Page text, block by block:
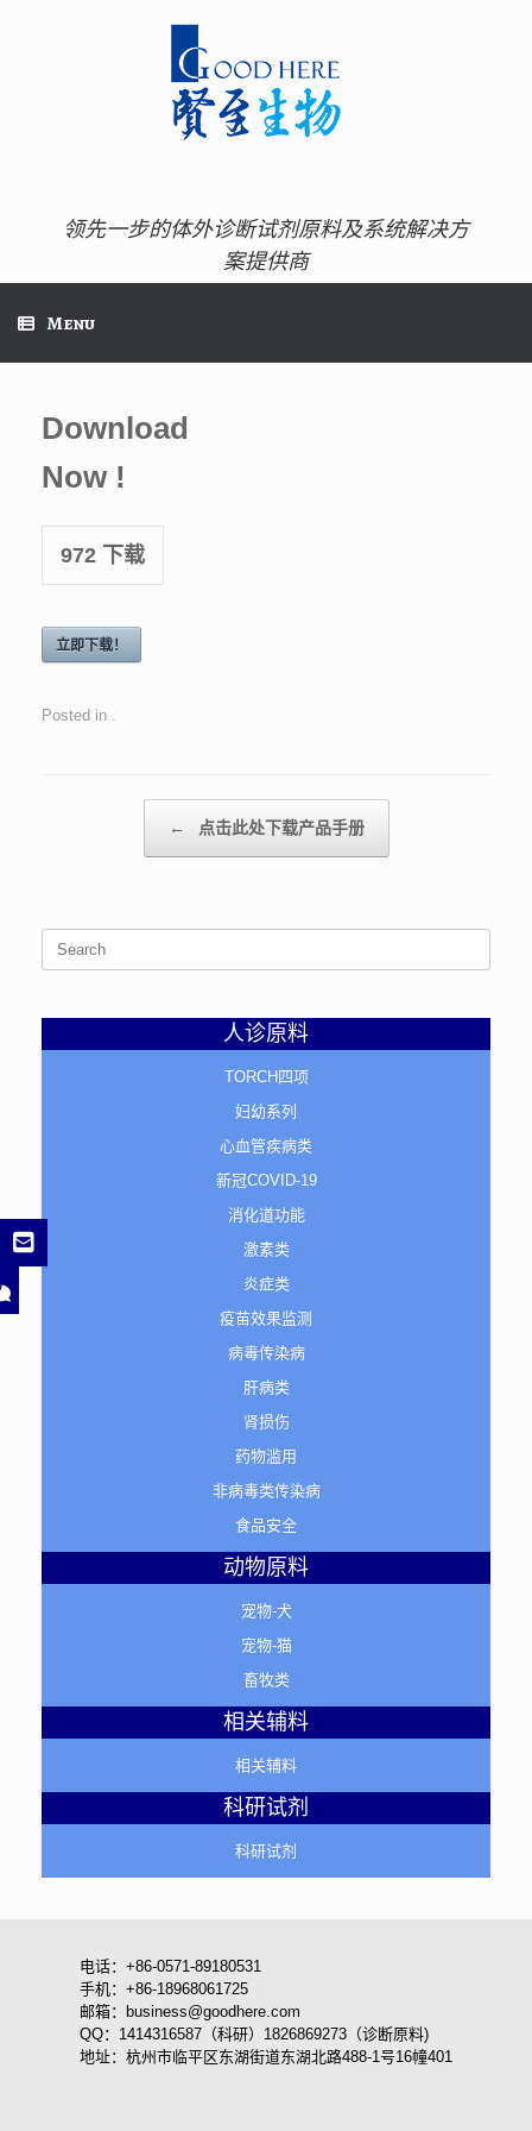
领先一步的体外诊断试剂原料及系统解决方
案提供商
Menu
Download
Now !
972 下载
立即下载！
Posted in .
← 点击此处下载产品手册
for:
人诊原料
TORCH四项
妇幼系列
心血管疾病类
新冠COVID-19
消化道功能
激素类
炎症类
疫苗效果监测
病毒传染病
肝病类
肾损伤
药物滥用
非病毒类传染病
食品安全
动物原料
宠物-犬
宠物-猫
畜牧类
相关辅料
相关辅料
科研试剂
科研试剂
电话：+86-0571-89180531
手机：+86-18968061725
邮箱：business@goodhere.com
QQ：1414316587（科研）1826869273（诊断原料)
地址：杭州市临平区东湖街道东湖北路488-1号16幢401